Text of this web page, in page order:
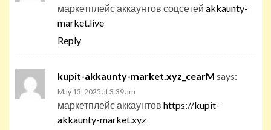
маркетплейс аккаунтов соцсетей akkaunty-
market.live
Reply
kupit-akkaunty-market.xyz_cearM says:
May 13, 2025 at 3:39 am
маркетплейс аккаунтов https://kupit-
akkaunty-market.xyz